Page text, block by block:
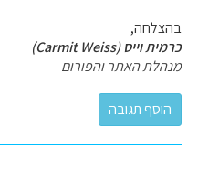
בהצלחה,
כרמית וייס (Carmit Weiss)
מנהלת האתר והפורום